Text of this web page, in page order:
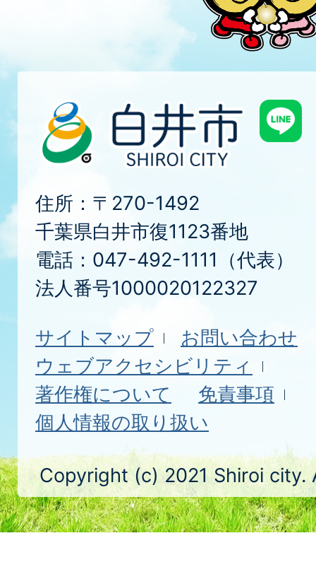
住所：〒270-1492
千葉県白井市復1123番地
電話：047-492-1111（代表）
法人番号1000020122327
サイトマップ
お問い合わせ
ウェブアクセシビリティ
著作権について
免責事項
個人情報の取り扱い
Copyright (c) 2021 Shiroi city.